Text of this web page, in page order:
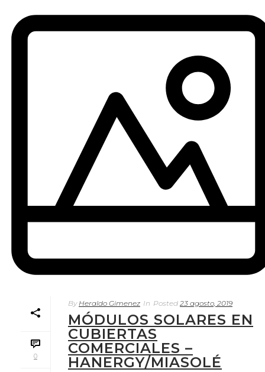
0
By Heraldo Gimenez In Posted 23 agosto, 2019
MÓDULOS SOLARES EN
CUBIERTAS
COMERCIALES –
HANERGY/MIASOLÉ